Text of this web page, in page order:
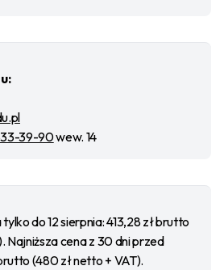
39-90wew. 14
do 12 sierpnia: 413,28 zł brutto
Najniższa cena z 30 dni przed
(480 zł netto + VAT).